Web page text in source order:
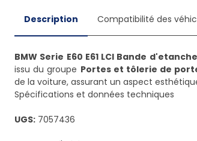
Description Compatibilité des
BMW Serie E60 E61 LCI Bande
issu du groupe Portes et tôlerie de
de la voiture, assurant un aspect
Spécifications et données techniques
UGS: 7057436